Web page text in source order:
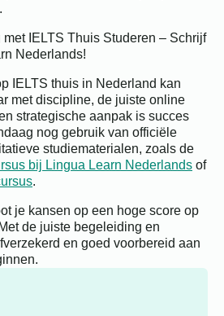
met IELTS Thuis Studeren – Schrijf
Nederlands!
IELTS thuis in Nederland kan
met discipline, de juiste online
strategische aanpak is succes
nog gebruik van officiële
studiematerialen, zoals de
bij Lingua Learn Nederlands of
.
je kansen op een hoge score op
de juiste begeleiding en
en goed voorbereid aan